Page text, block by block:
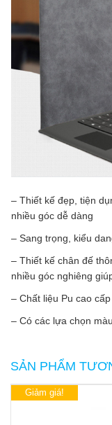
– Thiết kế đẹp, tiện
nhiều góc dễ dàng
– Sang trọng, kiểu
– Thiết kế chân đế
nhiều góc nghiêng
– Chất liệu Pu cao
– Có các lựa chọn
SẢN PHẨM
Giảm giá!